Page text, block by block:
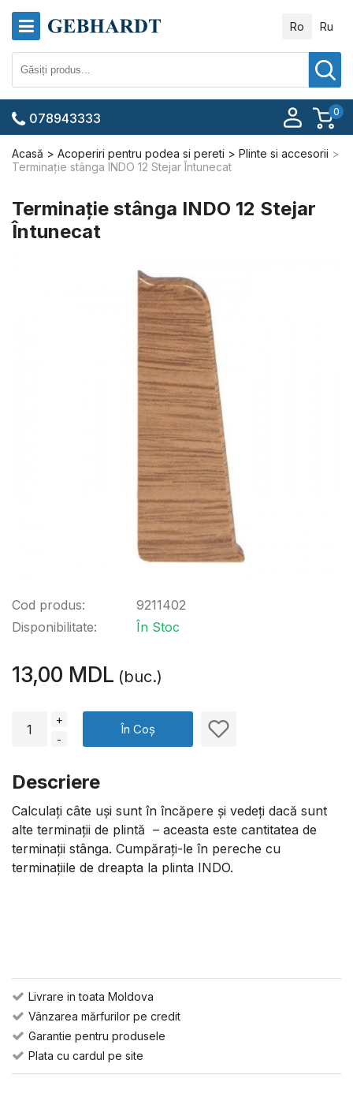
Ro Ru
0
078943333
Acasă Acoperiri pentru podea si pereti
Plinte si accesorii
Terminație stânga INDO 12 Stejar Întunecat
Terminație stânga INDO 12 Stejar
Întunecat
Cod produs:
Disponibilitate:
9211402
În Stoc
13,00 MDL (buc.)
+
-
În Coș
Descriere
Calculați câte uși sunt în încăpere și vedeți dacă sunt
alte terminații de plintă – aceasta este cantitatea de
terminații stânga. Cumpărați-le în pereche cu
terminațiile de dreapta la plinta INDO.
Livrare in toata Moldova
Vânzarea mărfurilor pe credit
Garantie pentru produsele
Plata cu cardul pe site